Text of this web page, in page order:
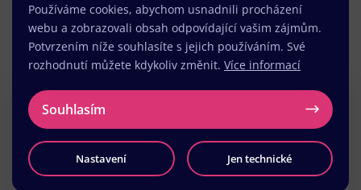
Potřebujete
tisk letáků
v Nýřanech?
Zajímá vás předběžná cena za tiskakčních letákův
Používáme cookies, abychom usnadnili procházení
webu a zobrazovali obsah odpovídající vašim zájmům.
Potvrzením níže souhlasíte s jejich používáním. Své
rozhodnutí můžete kdykoliv změnit. Více informací
Souhlasím
Nastavení Jen technické